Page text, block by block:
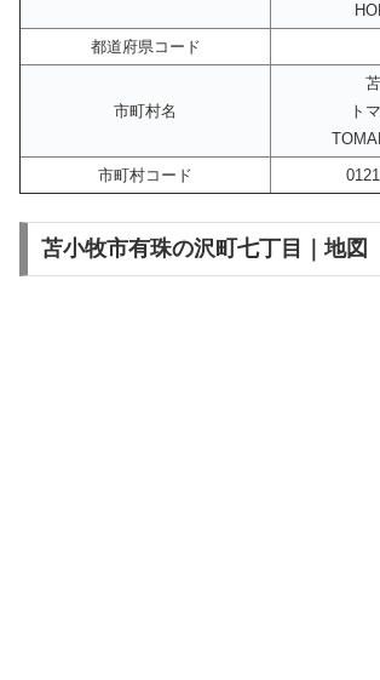
都道府県コード
市町村名
ト
市町村コード
苫小牧市有珠の沢町七丁目｜地図